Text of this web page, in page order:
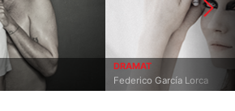
DRAMAT
Federico García Lorca